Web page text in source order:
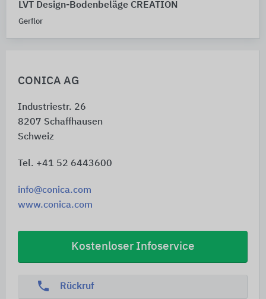
CONICA AG
Industriestr. 26
8207 Schaffhausen
Schweiz
Tel. +41 52 6443600
info@conica.com
www.conica.com
Kostenloser Infoservice
phone Rückruf
LVT Design-Bodenbeläge CREATION
Gerflor